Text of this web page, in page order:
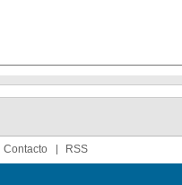
Contacto RSS